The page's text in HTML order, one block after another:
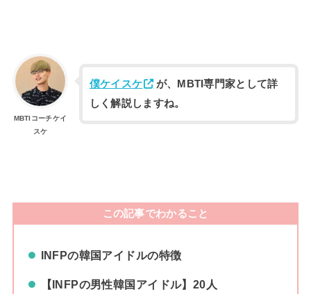
MBTIコーチケイ
スケ
僕ケイスケ
が、MBTI専門家として詳
しく解説しますね。
この記事でわかること
INFPの韓国アイドルの特徴
【INFPの男性韓国アイドル】20人